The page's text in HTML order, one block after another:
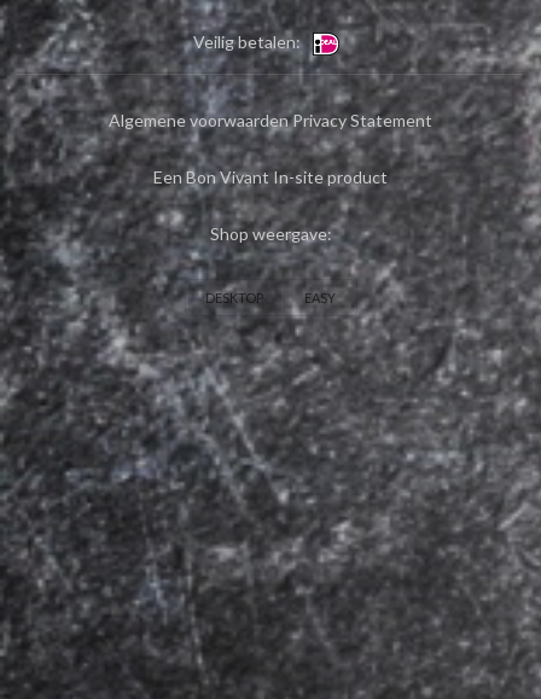
Veilig betalen:
Algemene voorwaardenPrivacy Statement
Een Bon Vivant In-site product
Shop weergave:
DESKTOP EASY